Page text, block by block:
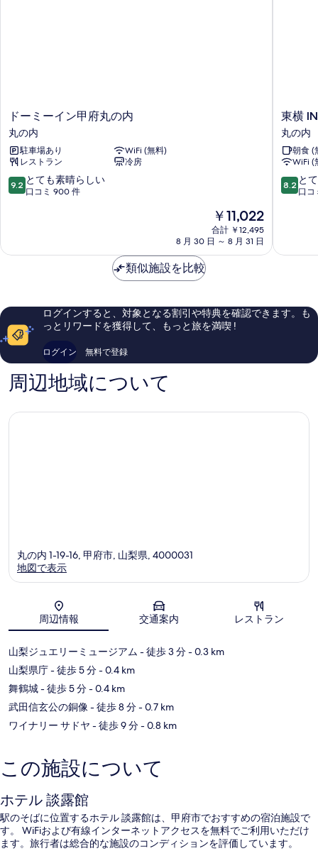
真
を
表
示
す
ド
ー
ミ
ー
イ
ン
甲
丸
ドーミーイン甲府丸の内
丸の内
駐車場あり
WiFi (無料)
レストラン
冷房
10
段
て
ら
い、
口
900
件
の
9.2 とても素晴らしい
口コミ 900 件
現
在
の
￥11,022
合計 ￥12,495
8 月 30 日 ～ 8 月 31 日
東
横
INN
甲
府
駅
南
内
東横
丸の内
朝食 (
WiFi (
10
段
て
口
コ
8.2 と
口コ
類似施設を比較
ログインすると、対象となる割引や特典を確認できます。も
っとリワードを獲得して、もっと旅を満喫 !
ログイン 無料で登録
周辺地域について
地図
丸の内 1-19-16, 甲府市, 山梨県, 4000031
地図で表示
周辺情報 交通案内 レストラン
山梨ジュエリーミュージアム - 徒歩 3 分- 0.3 km
山梨県庁- 徒歩 5 分- 0.4 km
舞鶴城- 徒歩 5 分- 0.4 km
武田信玄公の銅像- 徒歩 8 分- 0.7 km
ワイナリー サドヤ - 徒歩 9 分- 0.8 km
この施設について
ホテル 談露館
駅のそばに位置するホテル 談露館は、甲府市でおすすめの宿泊施設で
す。 WiFiおよび有線インターネットアクセスを無料でご利用いただけ
ます。旅行者は総合的な施設のコンディションを評価しています。